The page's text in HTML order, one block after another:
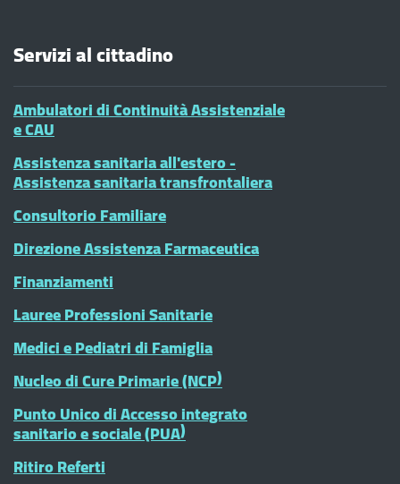
Servizi al cittadino
Ambulatori di Continuità Assistenziale
e CAU
Assistenza sanitaria all'estero -
Assistenza sanitaria transfrontaliera
Consultorio Familiare
Direzione Assistenza Farmaceutica
Finanziamenti
Lauree Professioni Sanitarie
Medici e Pediatri di Famiglia
Nucleo di Cure Primarie (NCP)
Punto Unico di Accesso integrato
sanitario e sociale (PUA)
Ritiro Referti